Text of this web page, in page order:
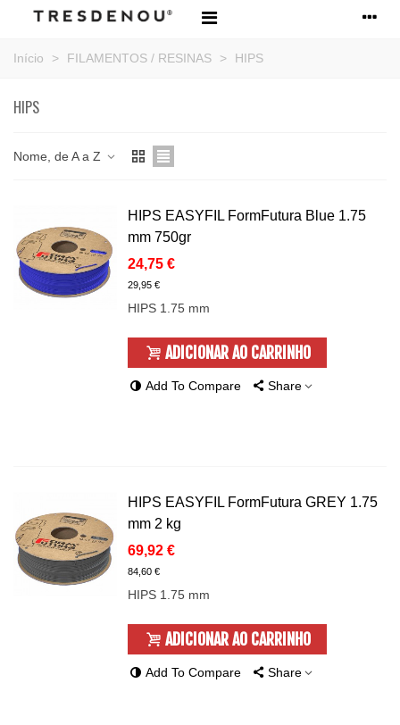
Início > FILAMENTOS / RESINAS > HIPS
HIPS
Nome, de A a Z
HIPS EASYFIL FormFutura Blue 1.75
mm 750gr
24,75 €
29,95 €
HIPS 1.75 mm
ADICIONAR AO CARRINHO
Add To Compare Share
HIPS EASYFIL FormFutura GREY 1.75
mm 2 kg
69,92 €
84,60 €
HIPS 1.75 mm
ADICIONAR AO CARRINHO
Add To Compare Share